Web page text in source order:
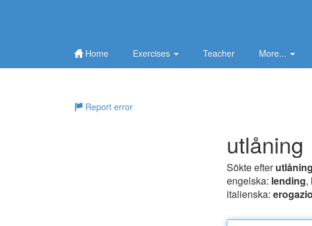
Home Exercises Teacher More...
Report error
utlåning
Sökte efterutlåning
engelska: lending,
italienska: